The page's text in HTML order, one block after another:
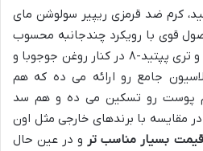
کرم ضد قرمزی ریپیر سولوشن مای
قوی با رویکرد چندجانبه محسوب
می شه. وجود عصاره کالاندولا و تری پپتید-۸ در کنار روغن جوجوبا و
جامع رو ارائه می ده که هم
پوست رو تسکین می ده و هم سد
مقایسه با برندهای خارجی مثل اون
قیمت بسیار مناسب تر و در عین حال